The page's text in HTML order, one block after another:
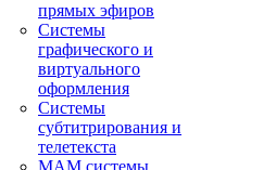
прямых эфиров
Системы
графического и
виртуального
оформления
Системы
субтитрирования и
телетекста
MAM системы